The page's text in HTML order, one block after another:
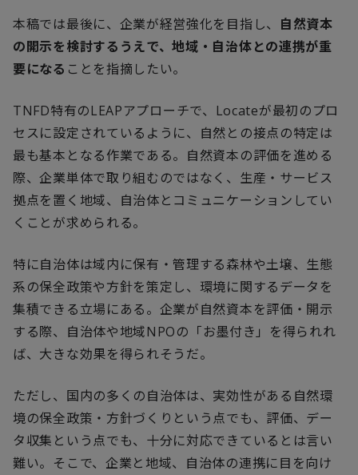
本稿では最後に、企業が経営強化を目指し、 自然資本
の開示を検討するうえで、地域・自治体との連携が重
要になる ことを指摘したい。
TNFD特有のLEAPアプローチで、 Locateが最初のプロ
セスに設定されているように、自然との接点の特定は
最も基本となる作業である。自然資本の評価を進める
際、企業単体で取り組むのではなく、生産・サービス
拠点を置く地域、自治体とコミュニケーションしてい
くことが求められる。
特に自治体は域内に保有・管理する森林や土壌、生態
系の保全政策や方針を策定し、環境に関するデータを
集積できる立場にある。企業が自然資本を評価・開示
する際、自治体や地域NPOの「お墨付き」を得られれ
ば、大きな効果を得られそうだ。
ただし、国内の多くの自治体は、実効性がある自然環
境の保全政策・方針づくりという点でも、評価、デー
タ収集という点でも、十分に対応できているとは言い
難い。そこで、企業と地域、自治体の連携に目を向け